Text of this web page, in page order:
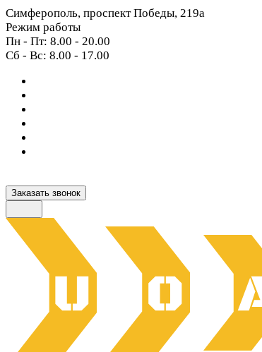
Симферополь, проспект Победы, 219а
Режим работы
Пн - Пт: 8.00 - 20.00
Сб - Вс: 8.00 - 17.00
Заказать звонок